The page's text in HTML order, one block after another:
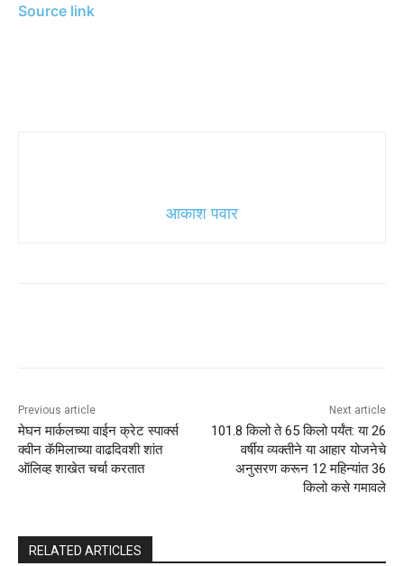
Source link
आकाश पवार
Previous article
मेघन मार्कलच्या वाईन क्रेट स्पार्क्स
क्वीन कॅमिलाच्या वाढदिवशी शांत
ऑलिव्ह शाखेत चर्चा करतात
Next article
101.8 किलो ते 65 किलो पर्यंत: या 26
वर्षीय व्यक्तीने या आहार योजनेचे
अनुसरण करून 12 महिन्यांत 36
किलो कसे गमावले
RELATED ARTICLES